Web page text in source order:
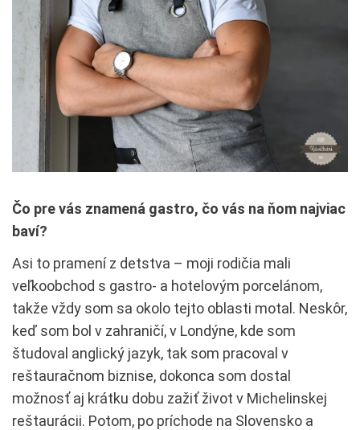
Čo pre vás znamená gastro, čo vás na ňom najviac
baví?
Asi to pramení z detstva – moji rodičia mali
veľkoobchod s gastro- a hotelovým porcelánom,
takže vždy som sa okolo tejto oblasti motal. Neskôr,
keď som bol v zahraničí, v Londýne, kde som
študoval anglický jazyk, tak som pracoval v
reštauračnom biznise, dokonca som dostal
možnosť aj krátku dobu zažiť život v Michelinskej
reštaurácii. Potom, po príchode na Slovensko a